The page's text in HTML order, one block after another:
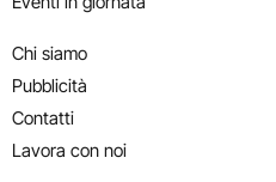
Chi siamo
Pubblicità
Contatti
Lavora con noi